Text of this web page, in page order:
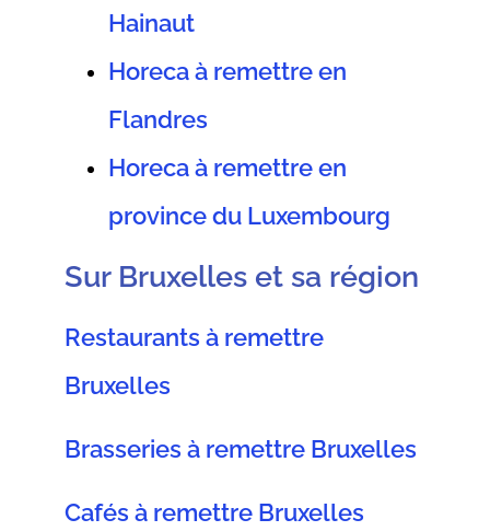
Hainaut
Horeca à remettre en
Flandres
Horeca à remettre en
province du Luxembourg
Sur Bruxelles et sa région
Restaurants à remettre
Bruxelles
Brasseries à remettre Bruxelles
Cafés à remettre Bruxelles